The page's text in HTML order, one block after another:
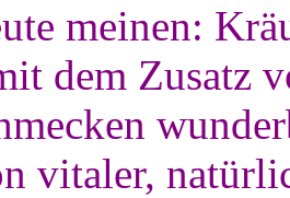
meinen:
dem Zusatz
vitaler,